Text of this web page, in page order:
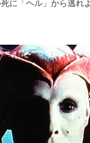
に「ヘル」から逃れ